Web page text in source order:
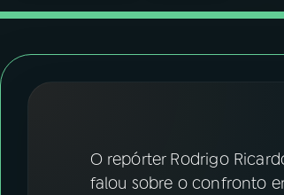
ACOMPANHE A RÁDIO NACIONAL
O repórter Rodrigo
falou sobre o confronto